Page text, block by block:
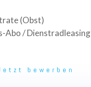
(Obst)
Abo / Dienstradleasing
bewerben